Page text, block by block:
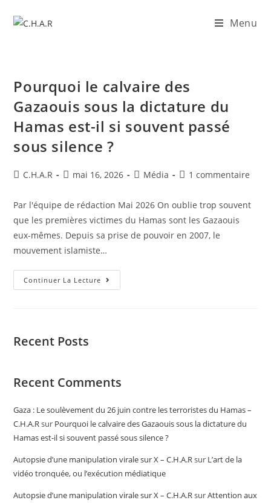
Menu
Pourquoi le calvaire des
Gazaouis sous la dictature du
Hamas est-il si souvent passé
sous silence ?
C.H.A.R mai 16, 2026 Média 1 commentaire
​Par l'équipe de rédaction Mai 2026 ​On oublie trop souvent
que les premières victimes du Hamas sont les Gazaouis
eux-mêmes. Depuis sa prise de pouvoir en 2007, le
mouvement islamiste…
Continuer La Lecture
Recent Posts
Recent Comments
Gaza : Le soulèvement du 26 juin contre les terroristes du Hamas –
C.H.A.Rsur Pourquoi le calvaire des Gazaouis sous la dictature du
Hamas est-il si souvent passé sous silence ?
Autopsie d’une manipulation virale sur X – C.H.A.Rsur L’art de la
vidéo tronquée, ou l’exécution médiatique
Autopsie d’une manipulation virale sur X – C.H.A.RsurAttention aux